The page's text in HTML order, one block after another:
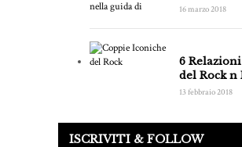
16 marzo 2018
6
del Rock n
13 febbraio 2018
ISCRIVITI & FOLLOW